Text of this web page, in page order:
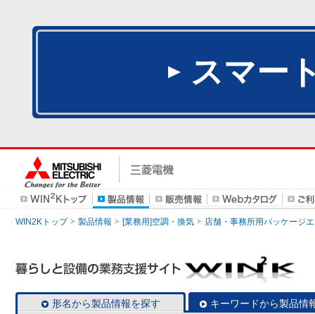
スマー
WIN2Kトップ 製品情報 [業務用]空調・換気 店舗・事務所用パッケージ
形名から製品情報を探す キーワードから製品情